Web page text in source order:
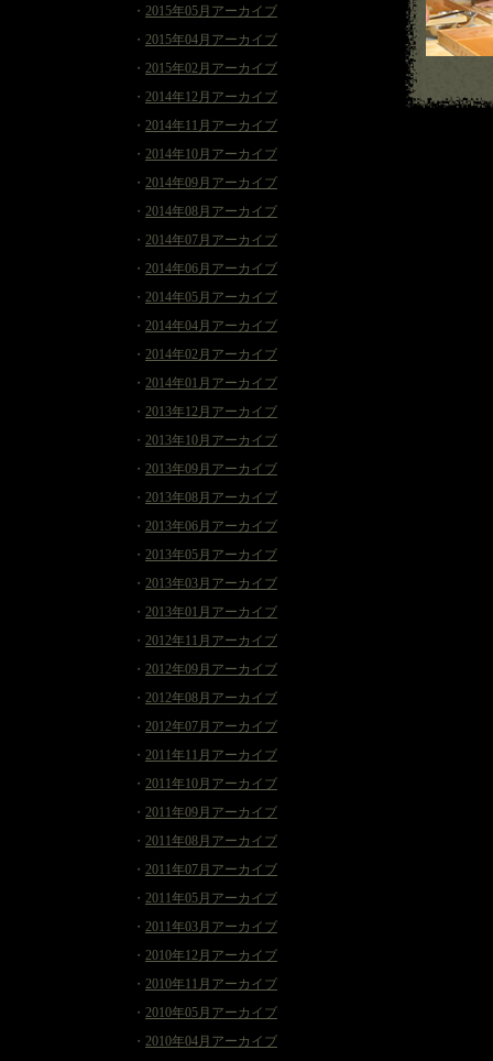
・ 2015年05月アーカイブ
・ 2015年04月アーカイブ
・ 2015年02月アーカイブ
・ 2014年12月アーカイブ
・ 2014年11月アーカイブ
・ 2014年10月アーカイブ
・ 2014年09月アーカイブ
・ 2014年08月アーカイブ
・ 2014年07月アーカイブ
・ 2014年06月アーカイブ
・ 2014年05月アーカイブ
・ 2014年04月アーカイブ
・ 2014年02月アーカイブ
・ 2014年01月アーカイブ
・ 2013年12月アーカイブ
・ 2013年10月アーカイブ
・ 2013年09月アーカイブ
・ 2013年08月アーカイブ
・ 2013年06月アーカイブ
・ 2013年05月アーカイブ
・ 2013年03月アーカイブ
・ 2013年01月アーカイブ
・ 2012年11月アーカイブ
・ 2012年09月アーカイブ
・ 2012年08月アーカイブ
・ 2012年07月アーカイブ
・ 2011年11月アーカイブ
・ 2011年10月アーカイブ
・ 2011年09月アーカイブ
・ 2011年08月アーカイブ
・ 2011年07月アーカイブ
・ 2011年05月アーカイブ
・ 2011年03月アーカイブ
・ 2010年12月アーカイブ
・ 2010年11月アーカイブ
・ 2010年05月アーカイブ
・ 2010年04月アーカイブ